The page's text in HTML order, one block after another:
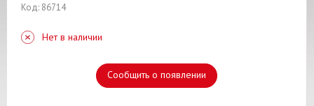
Код: 86714
Нет в наличии
Сообщить о появлении